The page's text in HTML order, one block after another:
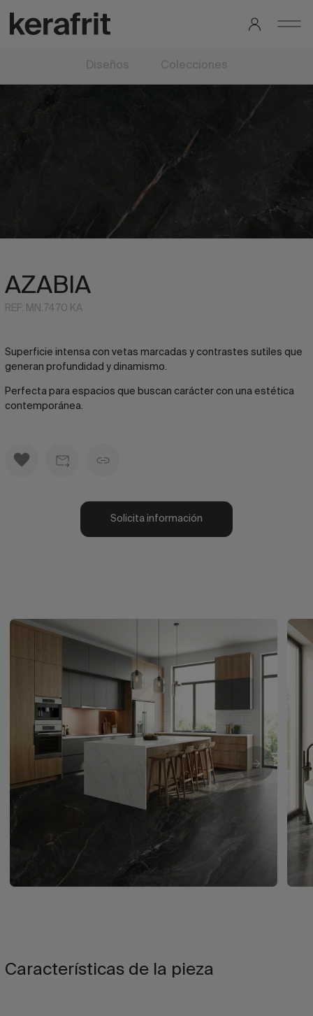
Diseños Colecciones
AZABIA
REF: MN.7470 KA
Superficie intensa con vetas marcadas y contrastes sutiles que
generan profundidad y dinamismo.
Perfecta para espacios que buscan carácter con una estética
contemporánea.
Solicita información
Características de la pieza